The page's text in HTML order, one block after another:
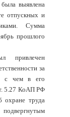
выявлена
отпускных и
Сумма
прошлого
привлечен
за
с чем в его
5.27 КоАП РФ
охране труда